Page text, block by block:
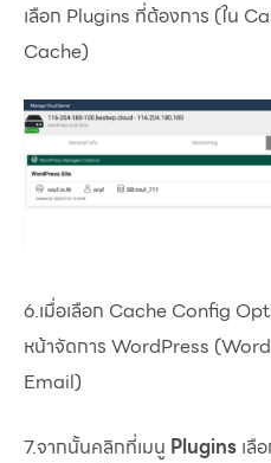
เลือก Plugins ที่ต้องการ (ใน
Cache)
6.เมื่อเลือก Cache Config
หน้าจัดการ WordPress
Email)
7.จากนั้นคลิกที่เมนู Plugins เลื